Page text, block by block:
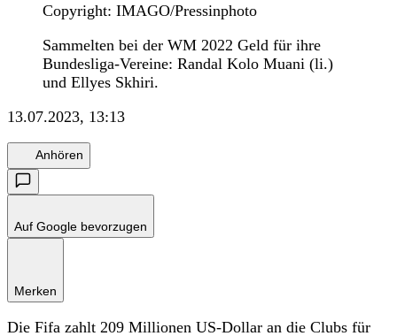
Copyright: IMAGO/Pressinphoto
Sammelten bei der WM 2022 Geld für ihre
Bundesliga-Vereine: Randal Kolo Muani (li.)
und Ellyes Skhiri.
13.07.2023, 13:13
Anhören
Auf Google bevorzugen
Merken
Die Fifa zahlt 209 Millionen US-Dollar an die Clubs für